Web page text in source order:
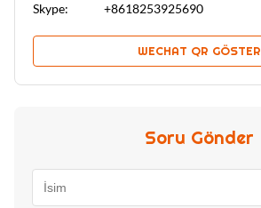
Skype:
+8618253925690
WECHAT QR GÖSTER
Soru Gönder